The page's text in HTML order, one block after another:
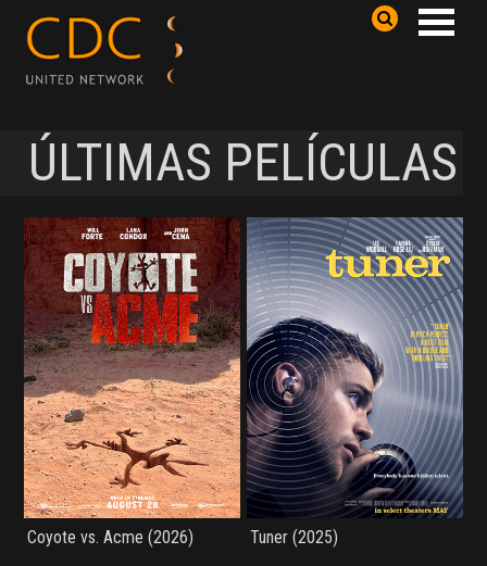
ÚLTIMAS PELÍCULAS
Coyote vs. Acme (2026) Tuner (2025)